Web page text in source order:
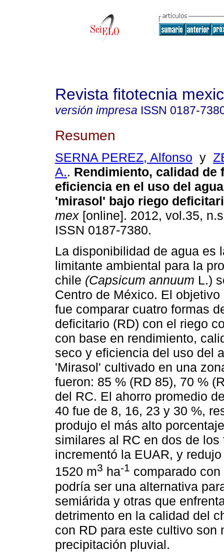
Revista fitotecnia
versión impresa ISSN 0187-
Resumen
SERNA PEREZ, Alfonso y
A.. Rendimiento, calidad de
eficiencia en el uso del
'mirasol' bajo riego
mex [online]. 2012, vol.35,
ISSN 0187-7380.
La disponibilidad de agua es
limitante ambiental para la
chile (Capsicum annuum L.)
Centro de México. El
fue comparar cuatro formas
deficitario (RD) con el riego
con base en rendimiento,
seco y eficiencia del uso del
'Mirasol' cultivado en una
fueron: 85 % (RD 85), 70 %
del RC. El ahorro promedio
40 fue de 8, 16, 23 y 30 %,
produjo el más alto
similares al RC en dos de
incrementó la EUAR, y
1520 m3 ha-1 comparado
podría ser una alternativa
semiárida y otras que
detrimento en la calidad del
con RD para este cultivo son
precipitación pluvial.